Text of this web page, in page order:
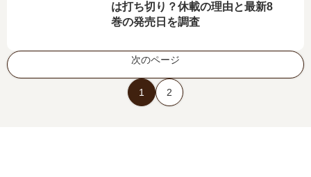
は打ち切り？休載の理由と最新8
巻の発売日を調査
次のページ
1 2